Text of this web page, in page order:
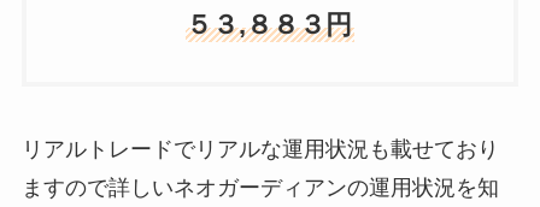
５３,８８３円
リアルトレードでリアルな運用状況も載せており
ますので詳しいネオガーディアンの運用状況を知